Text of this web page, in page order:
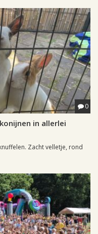
0
in allerlei
Zacht velletje, rond